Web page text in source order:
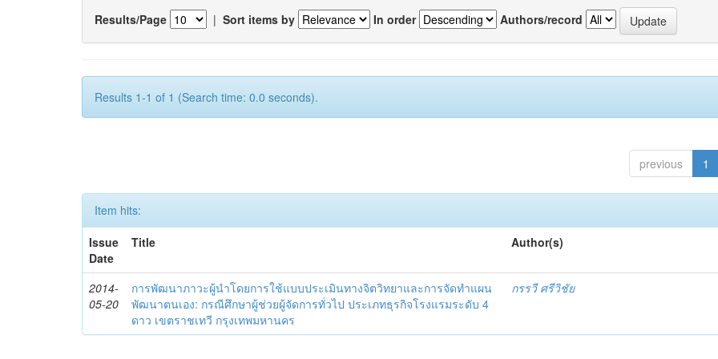
Results/Page | Sort items by In order Authors/record
Results 1-1 of 1 (Search time: 0.0 seconds).
previous 1
Item hits:
Issue
Date
Title Author(s)
2014-
05-20
การพัฒนาภาวะผู้นำโดยการใช้แบบประเมินทางจิตวิทยาและการจัดทำแผน
พัฒนาตนเอง: กรณีศึกษาผู้ช่วยผู้จัดการทั่วไป ประเภทธุรกิจโรงแรมระดับ 4
ดาว เขตราชเทวี กรุงเทพมหานคร
กรรวี ศรีวิชัย